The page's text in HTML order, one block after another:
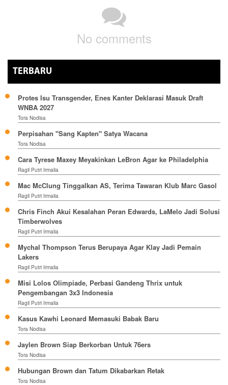
No comments
TERBARU
Protes Isu Transgender, Enes Kanter Deklarasi Masuk Draft
WNBA 2027
Tora Nodisa
Perpisahan "Sang Kapten" Satya Wacana
Tora Nodisa
Cara Tyrese Maxey Meyakinkan LeBron Agar ke Philadelphia
Ragil Putri Irmalia
Mac McClung Tinggalkan AS, Terima Tawaran Klub Marc Gasol
Ragil Putri Irmalia
Chris Finch Akui Kesalahan Peran Edwards, LaMelo Jadi Solusi
Timberwolves
Ragil Putri Irmalia
Mychal Thompson Terus Berupaya Agar Klay Jadi Pemain
Lakers
Ragil Putri Irmalia
Misi Lolos Olimpiade, Perbasi Gandeng Thrix untuk
Pengembangan 3x3 Indonesia
Ragil Putri Irmalia
Kasus Kawhi Leonard Memasuki Babak Baru
Tora Nodisa
Jaylen Brown Siap Berkorban Untuk 76ers
Tora Nodisa
Hubungan Brown dan Tatum Dikabarkan Retak
Tora Nodisa